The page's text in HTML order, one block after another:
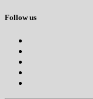
Follow us